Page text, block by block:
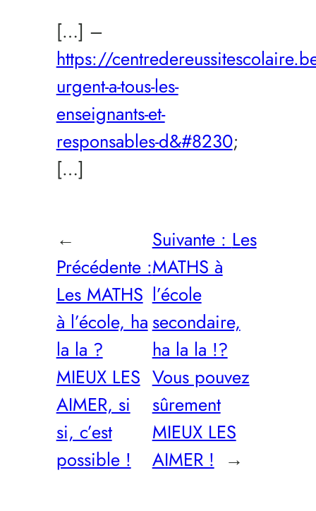
[…] –
https://
urgent-a-tous-les-
enseignants-et-
responsables-d&#8230;
[…]
←
Précédente :
Les MATHS
à l’école, ha
la la ?
MIEUX LES
AIMER, si
si, c’est
possible !
Suivante : Les
MATHS à
l’école
secondaire,
ha la la !?
Vous pouvez
sûrement
MIEUX LES
AIMER ! →